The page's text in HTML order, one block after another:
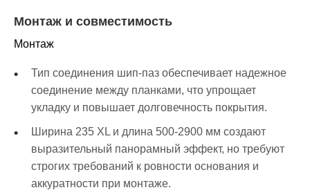
Монтаж и совместимость
Монтаж
Тип соединения шип-паз обеспечивает надежное
соединение между планками, что упрощает
укладку и повышает долговечность покрытия.
Ширина 235 XL и длина 500-2900 мм создают
выразительный панорамный эффект, но требуют
строгих требований к ровности основания и
аккуратности при монтаже.